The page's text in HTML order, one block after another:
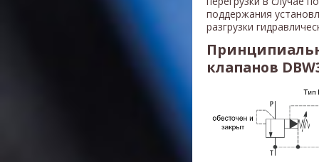
поддержания
разгрузки
клапанов